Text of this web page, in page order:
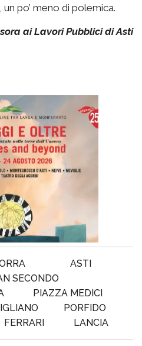
po’ meno di polemica.
ai Lavori Pubblici di Asti
ASTI
SECONDO
PIAZZA MEDICI
PORFIDO
FERRARI LANCIA